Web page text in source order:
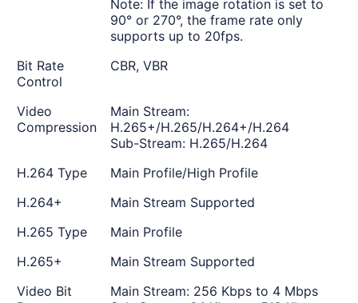
Note: If the image rotation is set to
90° or 270°, the frame rate only
supports up to 20fps.
Bit Rate
Control
CBR, VBR
Video
Compression
Main Stream:
H.265+/H.265/H.264+/H.264
Sub-Stream: H.265/H.264
H.264 Type
Main Profile/High Profile
H.264+
Main Stream Supported
H.265 Type
Main Profile
H.265+
Main Stream Supported
Video Bit
Main Stream: 256 Kbps to 4 Mbps